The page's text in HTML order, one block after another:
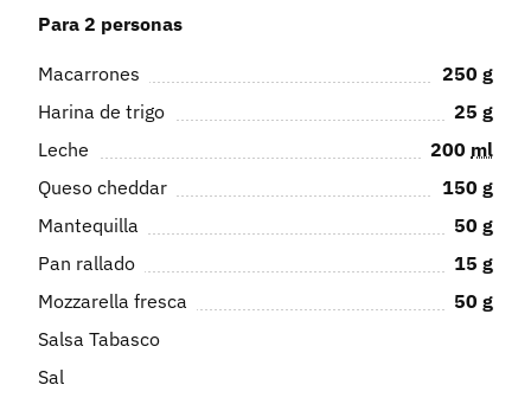
Para 2 personas
Macarrones 250 g
Harina de trigo
25 g
Leche
200 ml
Queso cheddar
150 g
Mantequilla
50 g
Pan rallado
15 g
Mozzarella fresca
50 g
Salsa Tabasco
Sal